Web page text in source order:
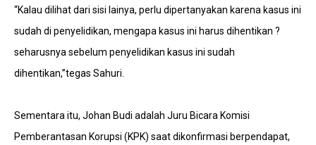
“Kalau dilihat dari sisi lainya, perlu dipertanyakan karena kasus ini
sudah di penyelidikan, mengapa kasus ini harus dihentikan ?
seharusnya sebelum penyelidikan kasus ini sudah
dihentikan,”tegas Sahuri.
Sementara itu, Johan Budi adalah Juru Bicara Komisi
Pemberantasan Korupsi (KPK) saat dikonfirmasi berpendapat,